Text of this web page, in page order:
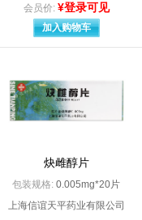
Glaxo Operations
Glaxo Wellcome SA
Janssen Pharmaceutica N.V.（分包装：上海强生制药有限公司
Johnson Johnson
Kowa
Merck Sharp & Dohme Ltd.生产（杭州默
Merck Sharp
Novartis
会员价: ¥登录可见
加入购物车
炔雌醇片
包装规格: 0.005mg*20片
上海信谊天平药业有限公司